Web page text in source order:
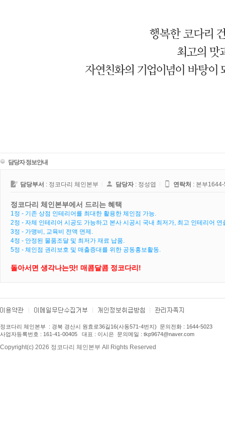
담당자 정보안내
담당부서 : 정코다리 체인본부 담당자: 정성엽 연락처 : 본부
정코다리 체인본부에서 드리는 혜택
1정 - 기존 상점 인테리어를 최대한 활용한 체인점 가능.
2정 - 자체 인테리어 시공도 가능하고 본사 시공시 국내 최저가, 최고 인테리어 연
3정 - 가맹비, 교육비 전액 면제.
4정 - 안정된 물품조달 및 최저가 재료 납품.
5정 - 체인점 권리보호 및 매출증대를 위한 공동홍보활동.
돌아서면 생각나는맛! 매콤달콤 정코다리!
정코다리 체인본부 : 경북 경산시 원효로36길16(사동571-4번지) 문의전화 : 1644-5023
사업자등록번호 : 161-41-00405 대표 : 이시은 문의메일 : tkp9674@naver.com
Copyright(c) 2026 정코다리 체인본부 All Rights Reserved